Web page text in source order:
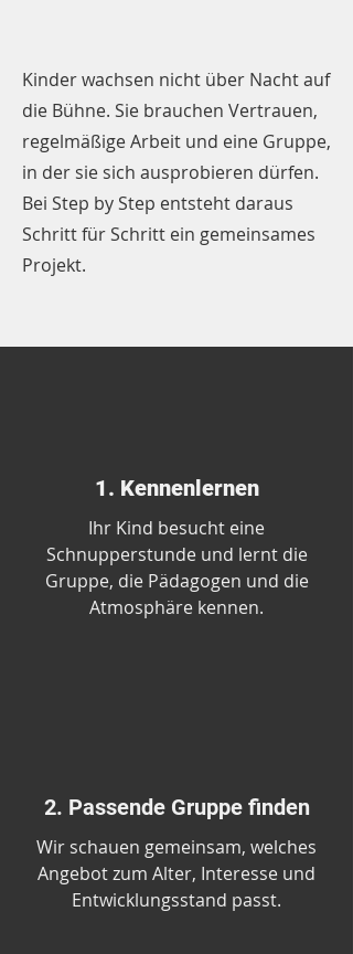
Kinder wachsen nicht über Nacht auf
die Bühne. Sie brauchen Vertrauen,
regelmäßige Arbeit und eine Gruppe,
in der sie sich ausprobieren dürfen.
Bei Step by Step entsteht daraus
Schritt für Schritt ein gemeinsames
Projekt.
1. Kennenlernen
Ihr Kind besucht eine
Schnupperstunde und lernt die
Gruppe, die Pädagogen und die
Atmosphäre kennen.
2. Passende Gruppe finden
Wir schauen gemeinsam, welches
Angebot zum Alter, Interesse und
Entwicklungsstand passt.